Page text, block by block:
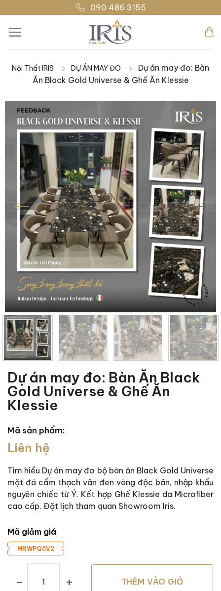
qua
nội
090 486 3155
Nội Thất IRIS | DỰ ÁN MAY ĐO |
Dự án may đo: Bàn
Ăn Black Gold Universe & Ghế Ăn Klessie
Dự án may đo: Bàn Ăn Black
Gold Universe & Ghế Ăn
Klessie
Mã sản phẩm:
Liên hệ
Tìm hiểu Dự án may đo bộ bàn ăn Black Gold Universe
mặt đá cẩm thạch vân đen vàng độc bản, nhập khẩu
nguyên chiếc từ Ý. Kết hợp Ghế Klessie da Microfiber
cao cấp. Đặt lịch tham quan Showroom Iris.
Mã giảm giá
MRWPQ5V2
Dự án may đo: Bàn Ăn Black Gold Universe & Ghế Ăn
THÊM VÀO GIỎ